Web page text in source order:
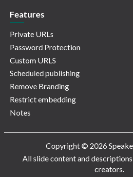
Features
Private URLs
Password Protection
Custom URLS
Scheduled publishing
Remove Branding
Restrict embedding
Notes
Copyright © 2026
All slide content and
creators.